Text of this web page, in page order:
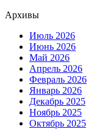
Архивы
Июль 2026
Июнь 2026
Май 2026
Апрель 2026
Февраль 2026
Январь 2026
Декабрь 2025
Ноябрь 2025
Октябрь 2025